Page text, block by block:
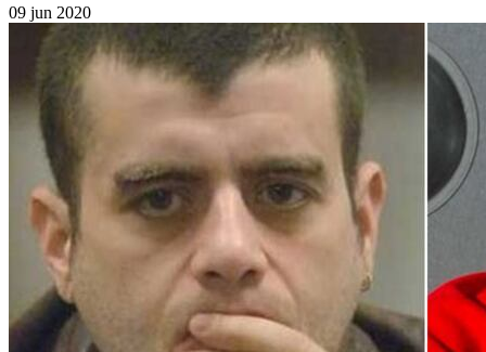
09 jun 2020